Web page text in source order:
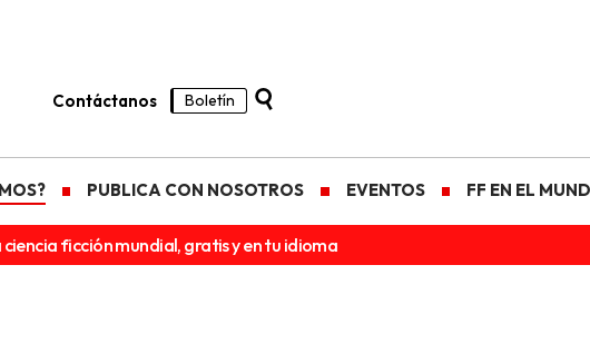
Contáctanos Boletín
PUBLICA CON NOSOTROS EVENTOS FF EN EL
ficción mundial, gratis y en tu idioma